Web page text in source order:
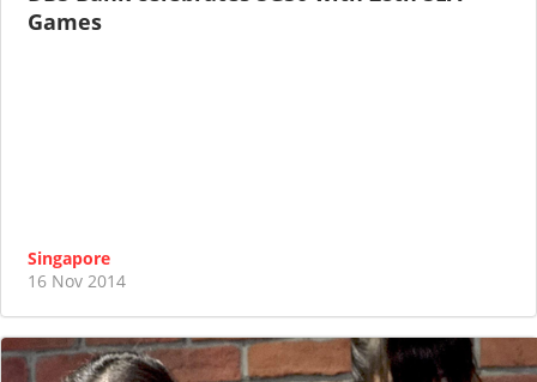
Games
Singapore
16 Nov 2014